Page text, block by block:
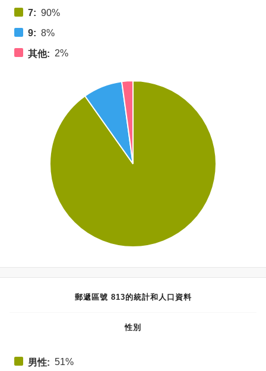
7: 90%
9: 8%
其他: 2%
郵遞區號 813的統計和人口資料
性別
男性: 51%